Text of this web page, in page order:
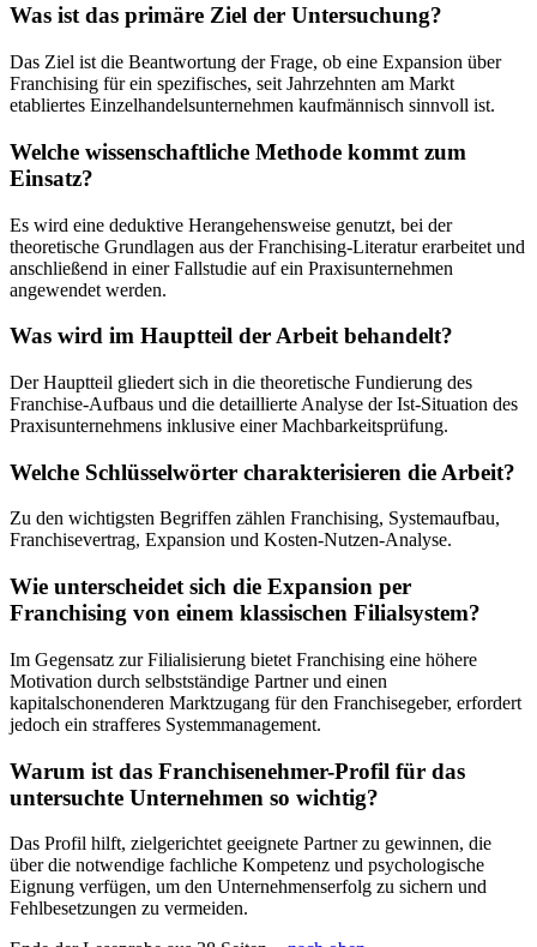
Was ist das primäre Ziel der Untersuchung?
Das Ziel ist die Beantwortung der Frage, ob eine Expansion über
Franchising für ein spezifisches, seit Jahrzehnten am Markt
etabliertes Einzelhandelsunternehmen kaufmännisch sinnvoll ist.
Welche wissenschaftliche Methode kommt zum
Einsatz?
Es wird eine deduktive Herangehensweise genutzt, bei der
theoretische Grundlagen aus der Franchising-Literatur erarbeitet und
anschließend in einer Fallstudie auf ein Praxisunternehmen
angewendet werden.
Was wird im Hauptteil der Arbeit behandelt?
Der Hauptteil gliedert sich in die theoretische Fundierung des
Franchise-Aufbaus und die detaillierte Analyse der Ist-Situation des
Praxisunternehmens inklusive einer Machbarkeitsprüfung.
Welche Schlüsselwörter charakterisieren die Arbeit?
Zu den wichtigsten Begriffen zählen Franchising, Systemaufbau,
Franchisevertrag, Expansion und Kosten-Nutzen-Analyse.
Wie unterscheidet sich die Expansion per
Franchising von einem klassischen Filialsystem?
Im Gegensatz zur Filialisierung bietet Franchising eine höhere
Motivation durch selbstständige Partner und einen
kapitalschonenderen Marktzugang für den Franchisegeber, erfordert
jedoch ein strafferes Systemmanagement.
Warum ist das Franchisenehmer-Profil für das
untersuchte Unternehmen so wichtig?
Das Profil hilft, zielgerichtet geeignete Partner zu gewinnen, die
über die notwendige fachliche Kompetenz und psychologische
Eignung verfügen, um den Unternehmenserfolg zu sichern und
Fehlbesetzungen zu vermeiden.